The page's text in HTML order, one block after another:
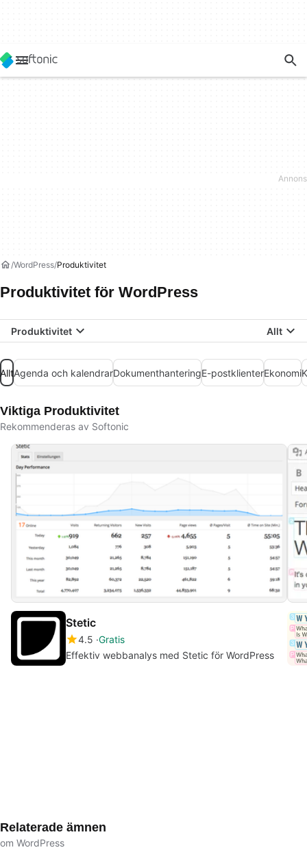
WordPress Produktivitet
Produktivitet för WordPress
Produktivitet Allt
AlltAgenda och kalendrarDokumenthanteringE-postklienterEkonomi
Viktiga Produktivitet
Rekommenderas av Softonic
Stetic
4.5 Gratis
Effektiv webbanalys med Stetic för WordPress
Relaterade ämnen
om WordPress